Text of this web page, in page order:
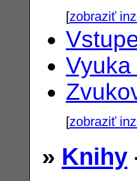
[zobraziť
[zobraziť
» Knihy